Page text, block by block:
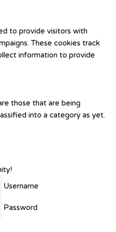
to provide visitors with
These cookies track
information to provide
those that are being
into a category as yet.
Username
Password